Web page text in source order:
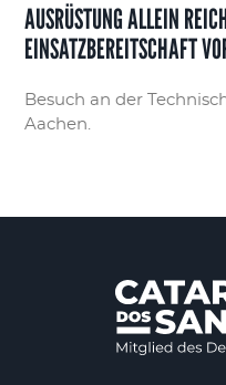
AUSRÜSTUNG ALLEIN
EINSATZBEREITSCHAFT
Besuch an der
Aachen.